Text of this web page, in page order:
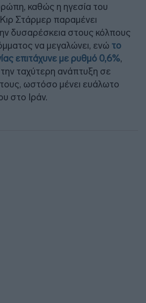
καθώς η ηγεσία του
Στάρμερ παραμένει
δυσαρέσκεια στους κόλπους
να μεγαλώνει, ενώ το
επιτάχυνε με ρυθμό 0,6%,
ταχύτερη ανάπτυξη σε
ωστόσο μένει ευάλωτο
στο Ιράν.